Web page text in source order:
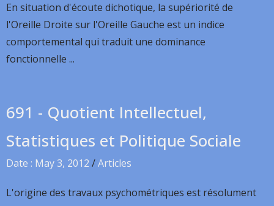
En situation d'écoute dichotique, la supériorité de
l'Oreille Droite sur l'Oreille Gauche est un indice
comportemental qui traduit une dominance
fonctionnelle ...
691 - Quotient Intellectuel,
Statistiques et Politique Sociale
Date : May 3, 2012 /Articles
L'origine des travaux psychométriques est résolument